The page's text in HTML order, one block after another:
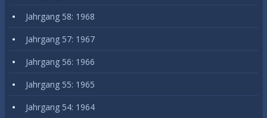
Jahrgang 58: 1968
Jahrgang 57: 1967
Jahrgang 56: 1966
Jahrgang 55: 1965
Jahrgang 54: 1964